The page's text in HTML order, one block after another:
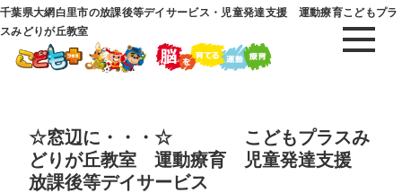
千葉県大網白里市の放課後等デイサービス・児童発達支援 運動療育こどもプラ
スみどりが丘教室
☆窓辺に・・・☆ こどもプラスみ
どりが丘教室 運動療育 児童発達支援
放課後等デイサービス